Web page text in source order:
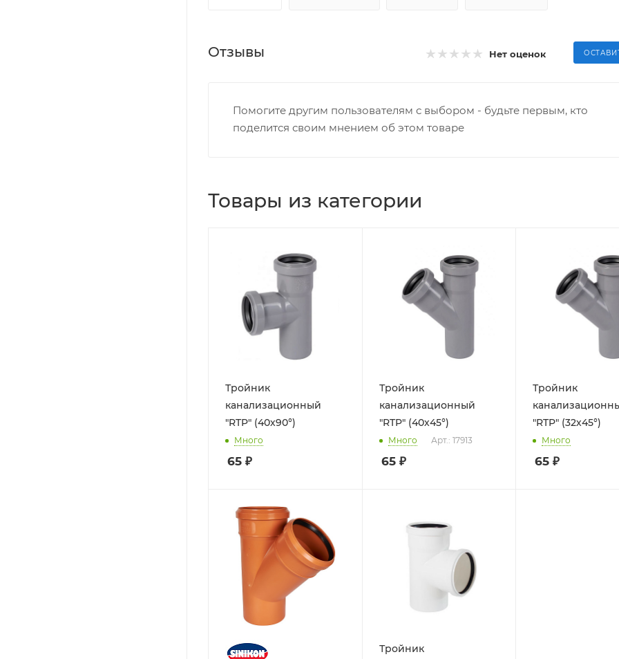
Отзывы Нет оценок
Помогите другим пользователям с выбором - будьте первым, кто
поделится своим мнением об этом товаре
Товары из категории
Тройник
канализационный
"RTP" (40х90°)
Много
65 ₽
Тройник
канализационный
"RTP" (40х45°)
Много Арт.: 17913
65₽
Тройник
"RTP" (32х45°)
Много
65 ₽
Тройник